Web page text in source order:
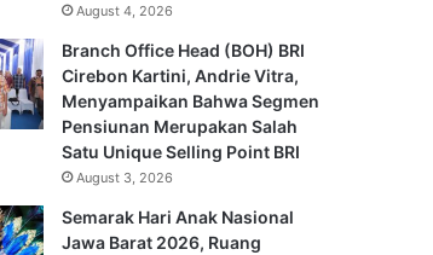
August 4, 2026
Branch Office Head (BOH) BRI
Cirebon Kartini, Andrie Vitra,
Menyampaikan Bahwa Segmen
Pensiunan Merupakan Salah
Satu Unique Selling Point BRI
August 3, 2026
Semarak Hari Anak Nasional
Jawa Barat 2026, Ruang